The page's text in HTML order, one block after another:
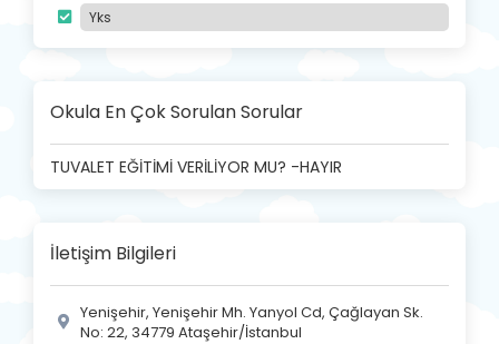
Yks
Okula En Çok Sorulan Sorular
TUVALET EĞİTİMİ VERİLİYOR MU? -HAYIR
İletişim Bilgileri
Yenişehir, Yenişehir Mh. Yanyol Cd, Çağlayan Sk.
No: 22, 34779 Ataşehir/İstanbul